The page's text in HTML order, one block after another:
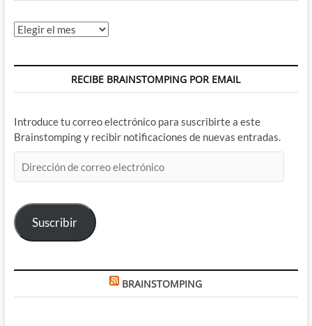
Archivos
RECIBE BRAINSTOMPING POR EMAIL
Introduce tu correo electrónico para suscribirte a este
Brainstomping y recibir notificaciones de nuevas entradas.
de
electrónico
Suscribir
BRAINSTOMPING